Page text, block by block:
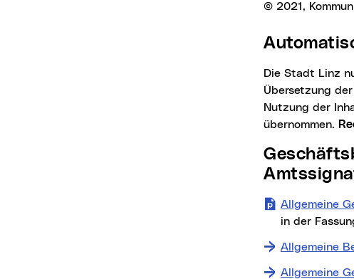
© 2021,
Die Stadt Linz
Übersetzung
Nutzung der
übernommen.
Geschäftsbedingungen / Nutzungsbedingungen /
Allgemeine
in der
Allgemeine
Allgemeine